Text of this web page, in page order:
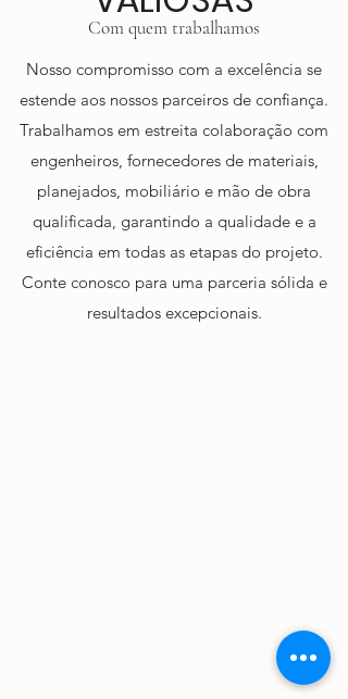
Com quem trabalhamos
Nosso compromisso com a excelência se
estende aos nossos parceiros de confiança.
Trabalhamos em estreita colaboração com
engenheiros, fornecedores de materiais,
planejados, mobiliário e mão de obra
qualificada, garantindo a qualidade e a
eficiência em todas as etapas do projeto.
Conte conosco para uma parceria sólida e
resultados excepcionais.